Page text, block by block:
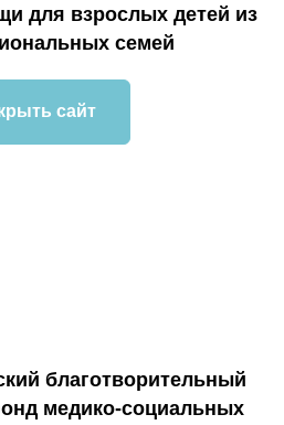
для взрослых детей из
семей
сайт
благотворительный
медико-социальных